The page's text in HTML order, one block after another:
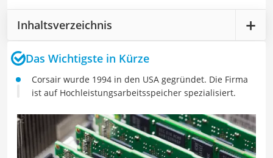
Inhaltsverzeichnis
Das Wichtigste in Kürze
Corsair wurde 1994 in den USA gegründet. Die Firma
ist auf Hochleistungsarbeitsspeicher spezialisiert.